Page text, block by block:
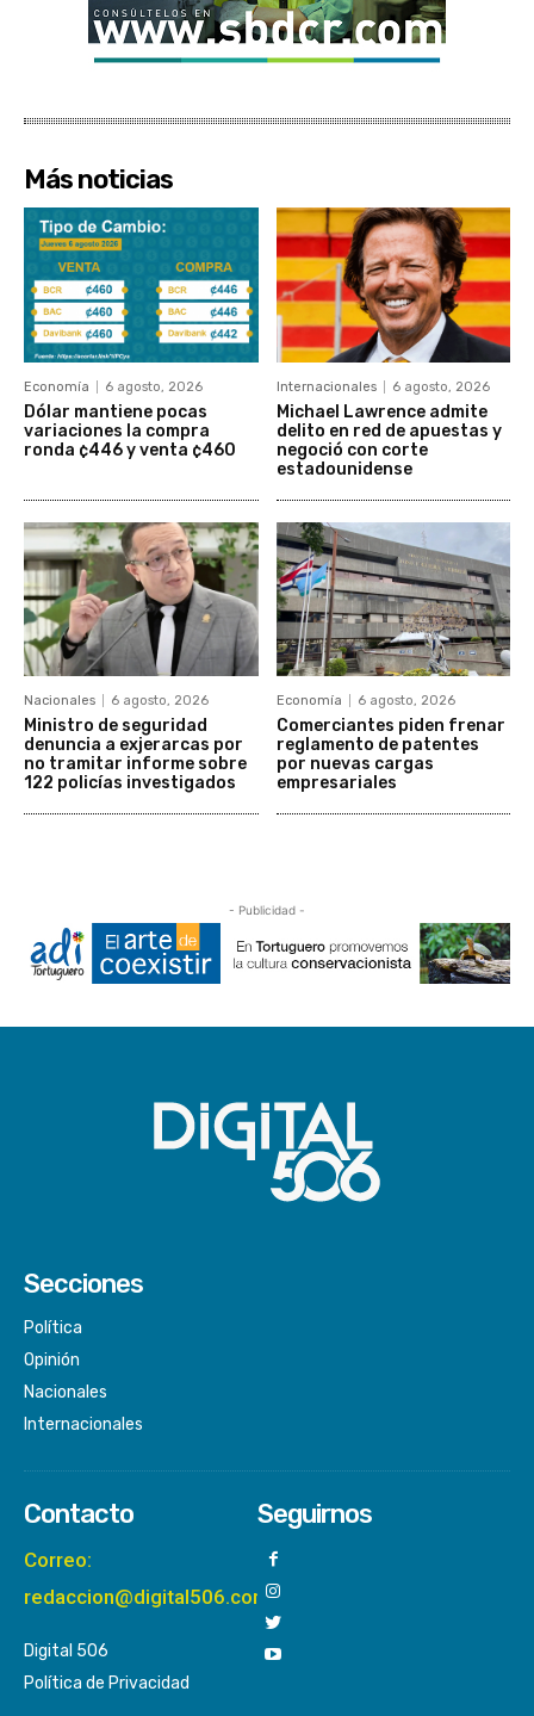
Más noticias
Economía 6 agosto, 2026
Dólar mantiene pocas
variaciones la compra
ronda ¢446 y venta ¢460
Internacionales 6 agosto, 2026
Michael Lawrence admite
delito en red de apuestas y
negoció con corte
estadounidense
Nacionales 6 agosto, 2026
Ministro de seguridad
denuncia a exjerarcas por
no tramitar informe sobre
122 policías investigados
Economía 6 agosto, 2026
Comerciantes piden frenar
reglamento de patentes
por nuevas cargas
empresariales
- Publicidad -
Secciones
Política
Opinión
Nacionales
Internacionales
Contacto
Correo:
redaccion@digital506.com
Digital 506
Política de Privacidad
Seguirnos